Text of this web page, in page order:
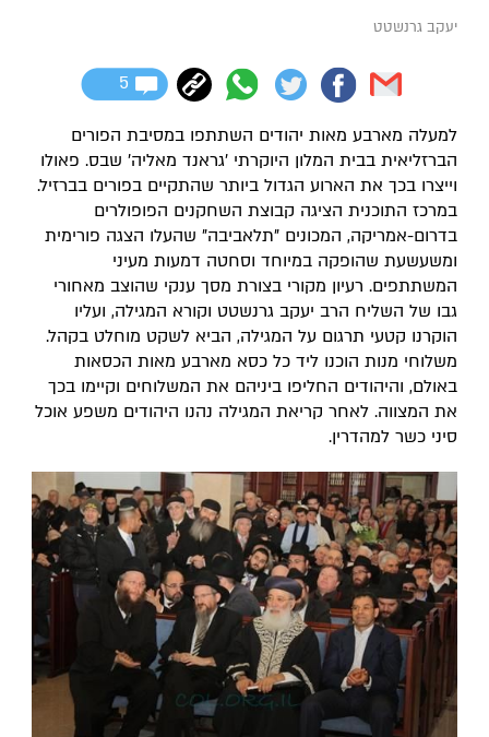
יעקב גרנשטט
5
למעלה מארבע מאות יהודים השתתפו במסיבת הפורים
הברזליאית בבית המלון היוקרתי 'גראנד מאליה' שבס. פאולו
וייצרו בכך את הארוע הגדול ביותר שהתקיים בפורים בברזיל.
במרכז התוכנית הציגה קבוצת השחקנים הפופולרים
בדרום-אמריקה, המכונים "תלאביבה" שהעלו הצגה פורימית
ומשעשעת שהופקה במיוחד וסחטה דמעות מעיני
המשתתפים. רעיון מקורי בצורת מסך ענקי שהוצב מאחורי
גבו של השליח הרב יעקב גרנשטט וקורא המגילה, ועליו
הוקרנו קטעי תרגום על המגילה, הביא לשקט מוחלט בקהל.
משלוחי מנות הוכנו ליד כל כסא מארבע מאות הכסאות
באולם, והיהודים החליפו ביניהם את המשלוחים וקיימו בכך
את המצווה. לאחר קריאת המגילה נהנו היהודים משפע אוכל
סיני כשר למהדרין.